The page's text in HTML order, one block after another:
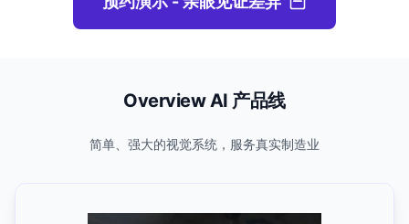
Overview AI 产品线
简单、强大的视觉系统，服务真实制造业